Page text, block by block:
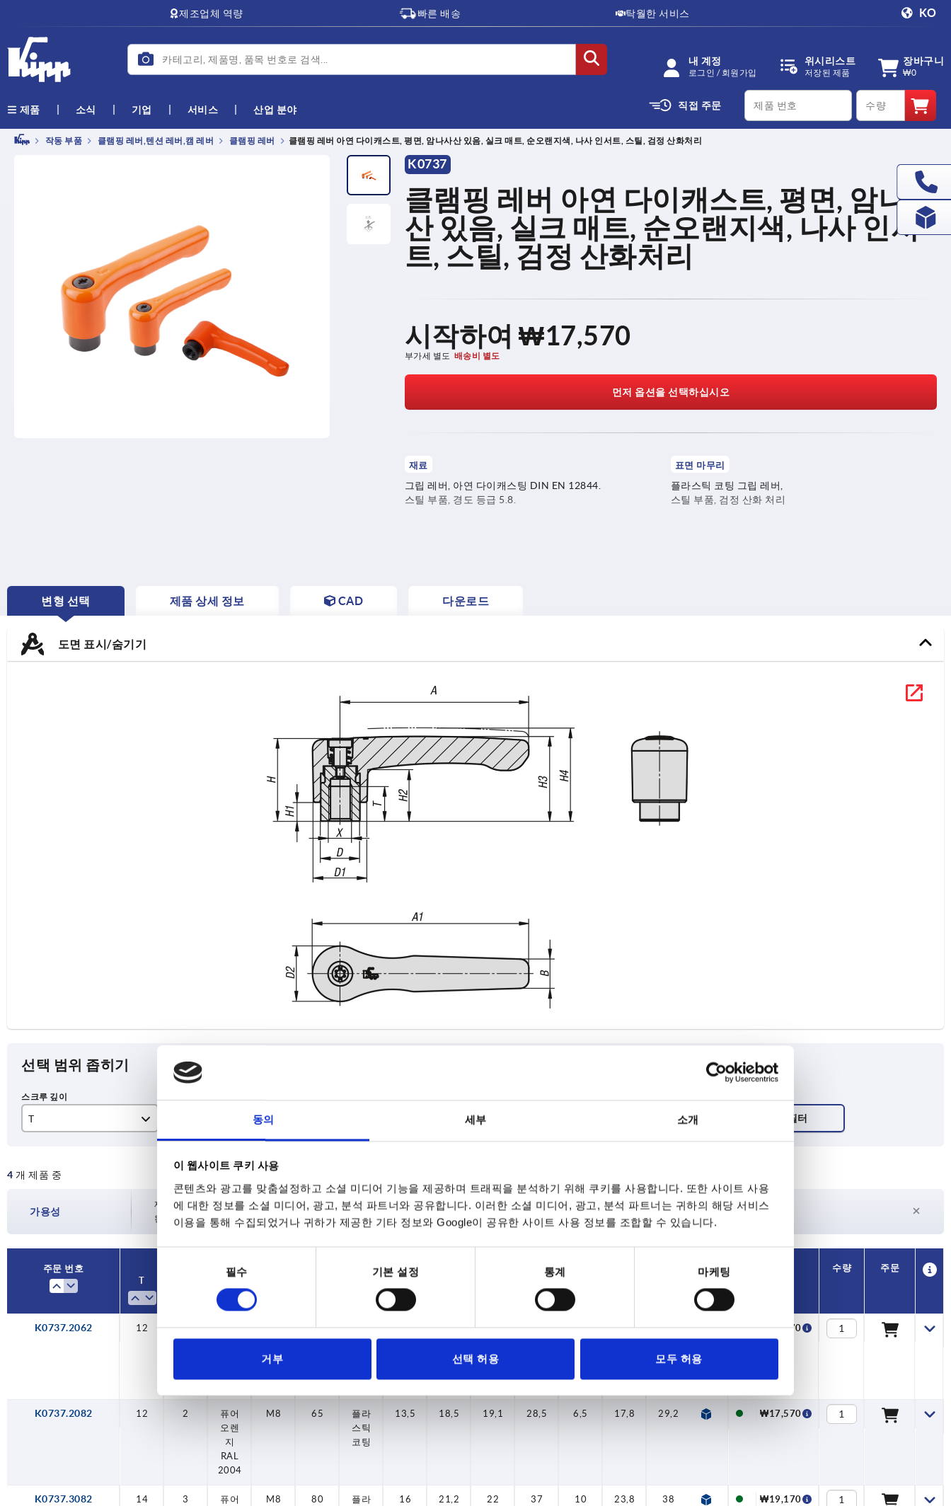
동의 세부 소개
이 웹사이트 쿠키 사용
콘텐츠와 광고를 맞춤설정하고 소셜 미디어 기능을 제공하며 트래픽을 분석하기 위해 쿠키를 사용합니다. 또한 사이트 사용
에 대한 정보를 소셜 미디어, 광고, 분석 파트너와 공유합니다. 이러한 소셜 미디어, 광고, 분석 파트너는 귀하의 해당 서비스
이용을 통해 수집되었거나 귀하가 제공한 기타 정보와 Google이 공유한 사이트 사용 정보를 조합할 수 있습니다.
필수 기본 설정 통계 마케팅
거부 선택 허용 모두 허용
제조업체 역량 빠른 배송 탁월한 서비스 KO
내 계정
로그인 / 회원가입
위시리스트
저장된 제품
장바구니
₩0
제품 소식 기업 서비스 산업 분야 직접 주문
productCode qty
작동 부품 클램핑 레버,텐션 레버,캠 레버 클램핑 레버 클램핑 레버 아연 다이캐스트, 평면, 암나사산 있음, 실크 매트, 순오랜지색, 나사 인서트, 스틸, 검정 산화처리
K0737
클램핑 레버 아연 다이캐스트, 평면, 암나사
산 있음, 실크 매트, 순오랜지색, 나사 인서
트, 스틸, 검정 산화처리
시작하여₩17,570
부가세 별도 배송비 별도
먼저 옵션을 선택하십시오
재료
그립 레버, 아연 다이캐스팅 DIN EN 12844.
스틸 부품, 경도 등급 5.8.
표면 마무리
플라스틱 코팅 그립 레버,
스틸 부품, 검정 산화 처리
변형 선택
CURRENT
제품 상세 정보 CAD 다운로드
도면 표시/숨기기
선택 범위 좁히기
T
14
M10
4 개 제품 중
가용성
재고 현황은 하루에 여러 번 정기적으로 업데이트됩니다. 주문 완료 전 마지막 단계에서 확정
된 배송일을 확인하실 수 있습니다.
7~9 영업일
27일 이상
10-26 캘린더 일수
주문 번호
T
본체
색상
D H4
CAD 수량 주문
12 2
퓨어
오렌
M6 65
플라
스틱
13,5 18,5 19,1 28,5 6,5 17,8 29,2 32,2 74,5 10,1 20
₩17,570
12 2
퓨어
오렌
M8 65
플라
스틱
13,5 18,5 19,1 28,5 6,5 17,8 29,2 32,2 74,5 10,1 20
₩17,570
14 3
퓨어
오렌
M8 80
플라
스틱
16 21,2 22 37 10 23,8 38 42 91 11,7 22
₩19,170
14 3
퓨어
오렌
M10 80
플라
스틱
16 21,2 22 37 10 23,8 38 42 91 11,7 22
₩19,170
주문 번호
T
본체
색상
D H4
CAD 수량 주문
K0737.2062 12 2
퓨어
오렌
M6 65
플라
스틱
13,5 18,5 19,1 28,5 6,5 17,8 29,2 32,2 74,5 10,1 20
₩17,570
K0737.2082 12 2
퓨어
오렌
지
RAL
2004
M8 65
플라
스틱
코팅
13,5 18,5 19,1 28,5 6,5 17,8 29,2 32,2 74,5 10,1 20
₩17,570
K0737.3082 14 3
퓨어
M8 80
플라
16 21,2 22 37 10 23,8 38 42 91 11,7 22
₩19,170